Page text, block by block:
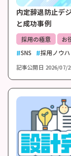
内定辞退防止デ
と成功事例
採用の極意
お
SNS
採用ノウ
記事公開日 2026/07/